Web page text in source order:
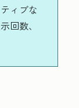
ィブな
回数、